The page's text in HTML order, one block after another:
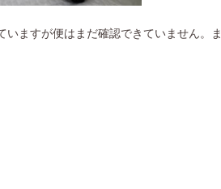
いますが便はまだ確認できていません。